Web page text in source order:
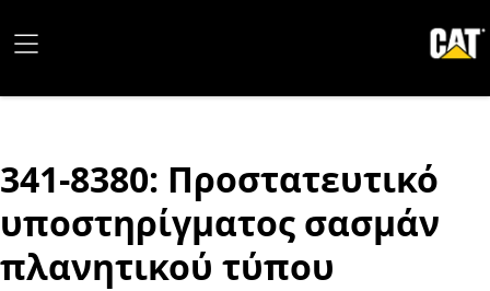
341-8380: Προστατευτικό
υποστηρίγματος σασμάν
πλανητικού τύπου